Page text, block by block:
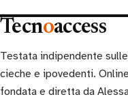
Tecnoaccess
Testata indipendente
cieche e ipovedenti.
fondata e diretta da